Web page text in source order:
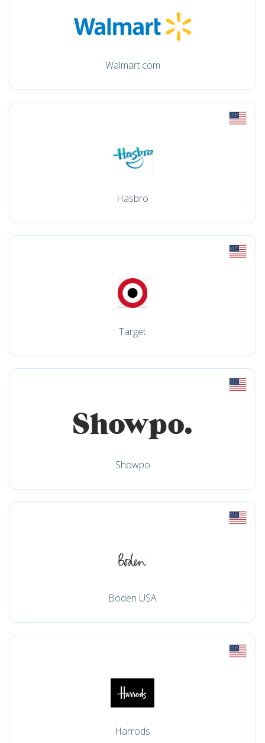
Walmart.com
Hasbro
Target
Showpo
Boden USA
Harrods